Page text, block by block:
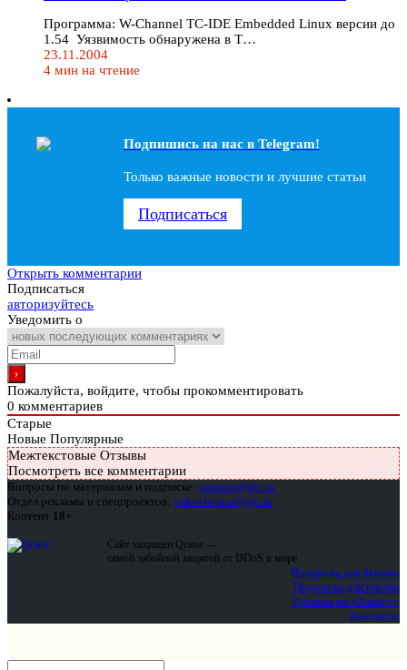
Программа: W-Channel TC-IDE Embedded Linux версии до
1.54 Уязвимость обнаружена в T…
23.11.2004
4 мин на чтение
Подпишись на наc в Telegram!
Только важные новости и лучшие статьи
Подписаться
Открыть комментарии
Подписаться
авторизуйтесь
Уведомить о
Пожалуйста, войдите, чтобы прокомментировать
0 комментариев
Старые
Новые Популярные
Межтекстовые Отзывы
Посмотреть все комментарии
Вопросы по материалам и подписке: support@glc.ru
Отдел рекламы и спецпроектов: yakovleva.a@glc.ru
Контент 18+
Сайт защищен Qrator —
самой забойной защитой от DDoS в мире
Подписка для физлиц
Подписка для юрлиц
Реклама на «Хакере»
Контакты